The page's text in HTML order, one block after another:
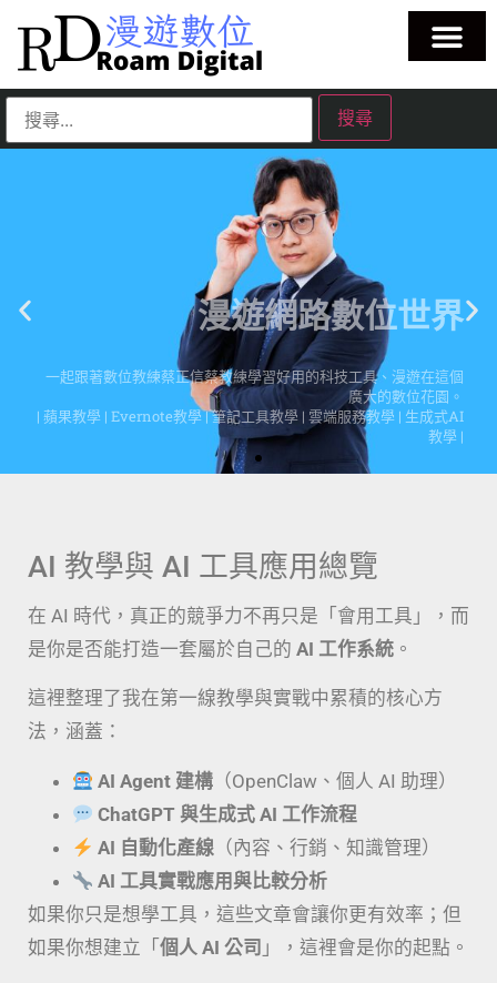
漫遊網路數位世界
一起跟著數位教練蔡正信蔡教練學習好用的科技工具、漫遊在這個
廣大的數位花園。
| 蘋果教學 | Evernote教學 | 筆記工具教學 | 雲端服務教學 | 生成式AI
教學 |
點擊這裡
AI 教學與 AI 工具應用總覽
在 AI 時代，真正的競爭力不再只是「會用工具」，而
是你是否能打造一套屬於自己的 AI 工作系統 。
這裡整理了我在第一線教學與實戰中累積的核心方
法，涵蓋：
AI Agent 建構 （OpenClaw、個人 AI 助理）
ChatGPT 與生成式 AI 工作流程
AI 自動化產線 （內容、行銷、知識管理）
AI 工具實戰應用與比較分析
如果你只是想學工具，這些文章會讓你更有效率；但
如果你想建立「 個人 AI 公司 」，這裡會是你的起點。